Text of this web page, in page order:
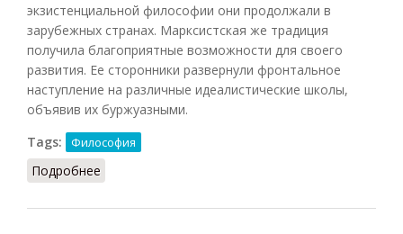
экзистенциальной философии они продолжали в
зарубежных странах. Марксистская же традиция
получила благоприятные возможности для своего
развития. Ее сторонники развернули фронтальное
наступление на различные идеалистические школы,
объявив их буржуазными.
Tags:
Философия
Подробнее